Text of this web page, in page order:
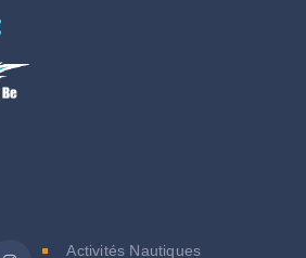
Activités Nautiques